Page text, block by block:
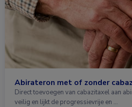
Abirateron met of zonder
Direct toevoegen van cabazitaxel aan
veilig en lijkt de progressievrije en …